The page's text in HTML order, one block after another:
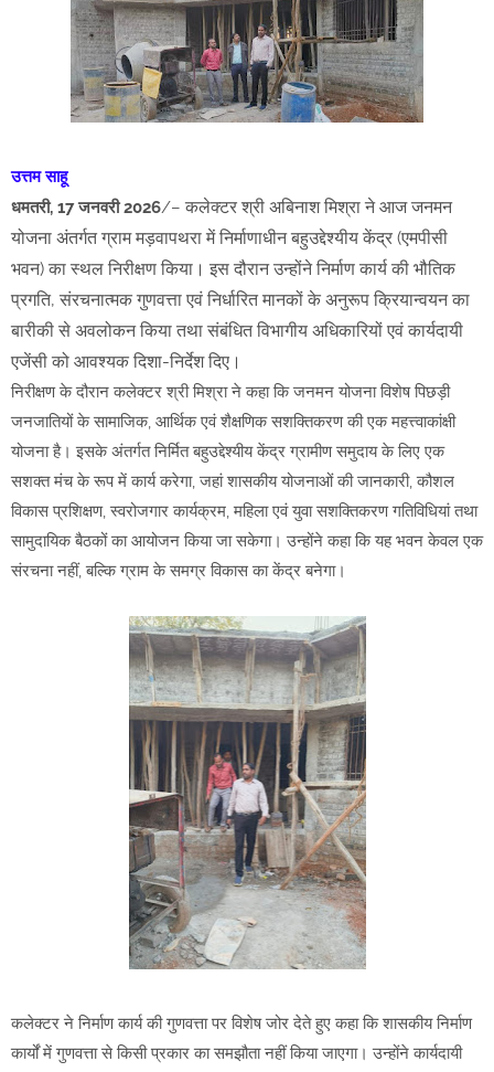
उत्तम साहू
धमतरी, 17 जनवरी 2026/– कलेक्टर श्री अबिनाश मिश्रा ने आज जनमन
योजना अंतर्गत ग्राम मड़वापथरा में निर्माणाधीन बहुउद्देश्यीय केंद्र (एमपीसी
भवन) का स्थल निरीक्षण किया। इस दौरान उन्होंने निर्माण कार्य की भौतिक
प्रगति, संरचनात्मक गुणवत्ता एवं निर्धारित मानकों के अनुरूप क्रियान्वयन का
बारीकी से अवलोकन किया तथा संबंधित विभागीय अधिकारियों एवं कार्यदायी
एजेंसी को आवश्यक दिशा-निर्देश दिए।
निरीक्षण के दौरान कलेक्टर श्री मिश्रा ने कहा कि जनमन योजना विशेष पिछड़ी
जनजातियों के सामाजिक, आर्थिक एवं शैक्षणिक सशक्तिकरण की एक महत्त्वाकांक्षी
योजना है। इसके अंतर्गत निर्मित बहुउद्देश्यीय केंद्र ग्रामीण समुदाय के लिए एक
सशक्त मंच के रूप में कार्य करेगा, जहां शासकीय योजनाओं की जानकारी, कौशल
विकास प्रशिक्षण, स्वरोजगार कार्यक्रम, महिला एवं युवा सशक्तिकरण गतिविधियां तथा
सामुदायिक बैठकों का आयोजन किया जा सकेगा। उन्होंने कहा कि यह भवन केवल एक
संरचना नहीं, बल्कि ग्राम के समग्र विकास का केंद्र बनेगा।
कलेक्टर ने निर्माण कार्य की गुणवत्ता पर विशेष जोर देते हुए कहा कि शासकीय निर्माण
कार्यों में गुणवत्ता से किसी प्रकार का समझौता नहीं किया जाएगा। उन्होंने कार्यदायी